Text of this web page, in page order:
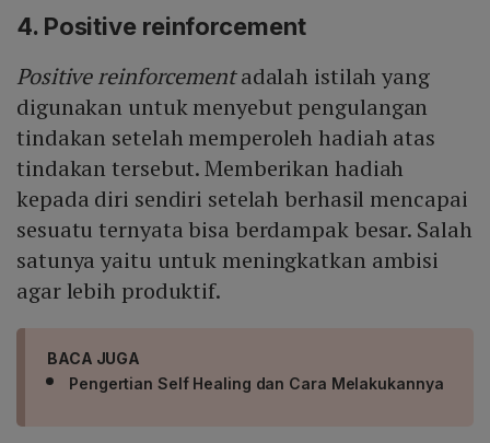
4. Positive reinforcement
Positive reinforcementadalah istilah yang
digunakan untuk menyebut pengulangan
tindakan setelah memperoleh hadiah atas
tindakan tersebut. Memberikan hadiah
kepada diri sendiri setelah berhasil mencapai
sesuatu ternyata bisa berdampak besar. Salah
satunya yaitu untuk meningkatkan ambisi
agar lebih produktif.
BACA JUGA
Pengertian Self Healing dan Cara Melakukannya